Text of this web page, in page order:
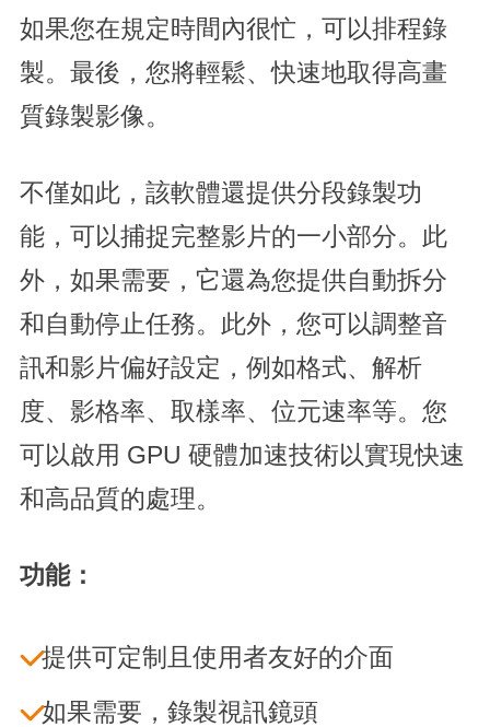
如果您在規定時間內很忙，可以排程錄
製。最後，您將輕鬆、快速地取得高畫
質錄製影像。
不僅如此，該軟體還提供分段錄製功
能，可以捕捉完整影片的一小部分。此
外，如果需要，它還為您提供自動拆分
和自動停止任務。此外，您可以調整音
訊和影片偏好設定，例如格式、解析
度、影格率、取樣率、位元速率等。您
可以啟用 GPU 硬體加速技術以實現快速
和高品質的處理。
功能：
提供可定制且使用者友好的介面
如果需要，錄製視訊鏡頭